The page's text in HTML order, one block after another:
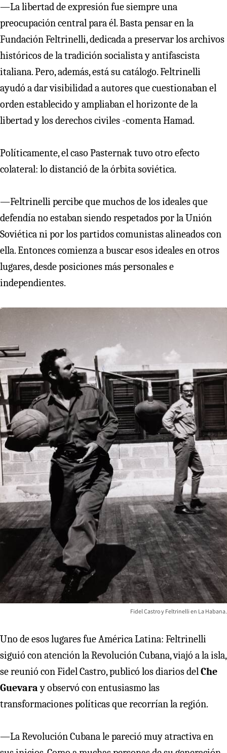
—La libertad de expresión fue siempre una
preocupación central para él. Basta pensar en la
Fundación Feltrinelli, dedicada a preservar los archivos
históricos de la tradición socialista y antifascista
italiana. Pero, además, está su catálogo. Feltrinelli
ayudó a dar visibilidad a autores que cuestionaban el
orden establecido y ampliaban el horizonte de la
libertad y los derechos civiles -comenta Hamad.
Políticamente, el caso Pasternak tuvo otro efecto
colateral: lo distanció de la órbita soviética.
—Feltrinelli percibe que muchos de los ideales que
defendía no estaban siendo respetados por la Unión
Soviética ni por los partidos comunistas alineados con
ella. Entonces comienza a buscar esos ideales en otros
lugares, desde posiciones más personales e
independientes.
Fidel Castro y Feltrinelli en La Habana.
Uno de esos lugares fue América Latina: Feltrinelli
siguió con atención la Revolución Cubana, viajó a la isla,
se reunió con Fidel Castro, publicó los diarios delChe
Guevaray observó con entusiasmo las
transformaciones políticas que recorrían la región.
—La Revolución Cubana le pareció muy atractiva en